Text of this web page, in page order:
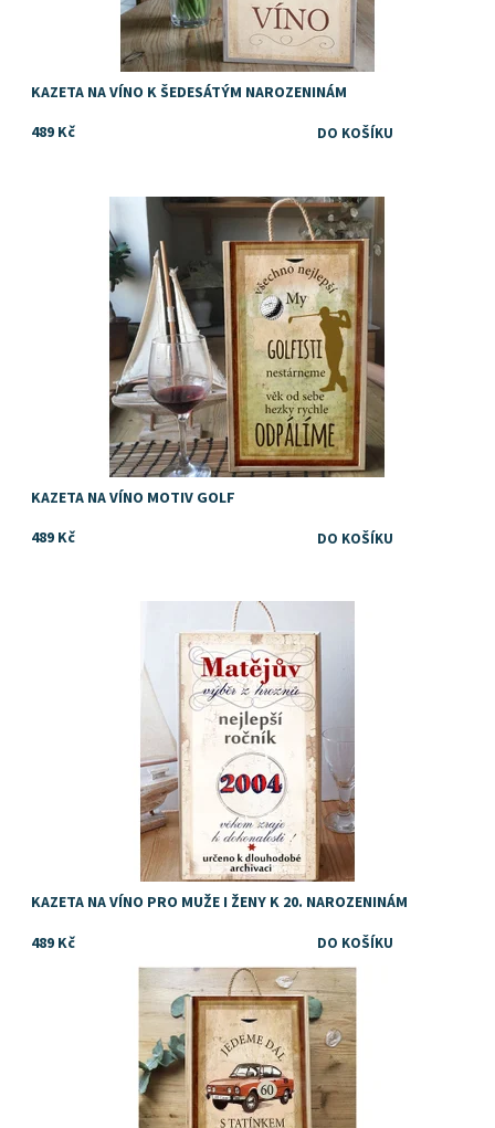
KAZETA NA VÍNO K ŠEDESÁTÝM NAROZENINÁM
489 Kč
TIP na dárek pro golfistu
Dostupnost:
Skladem
DejDar
KAZETA NA VÍNO MOTIV GOLF
489 Kč
Skladem
KAZETA NA VÍNO PRO MUŽE I ŽENY K 20. NAROZENINÁM
489 Kč
Skladem